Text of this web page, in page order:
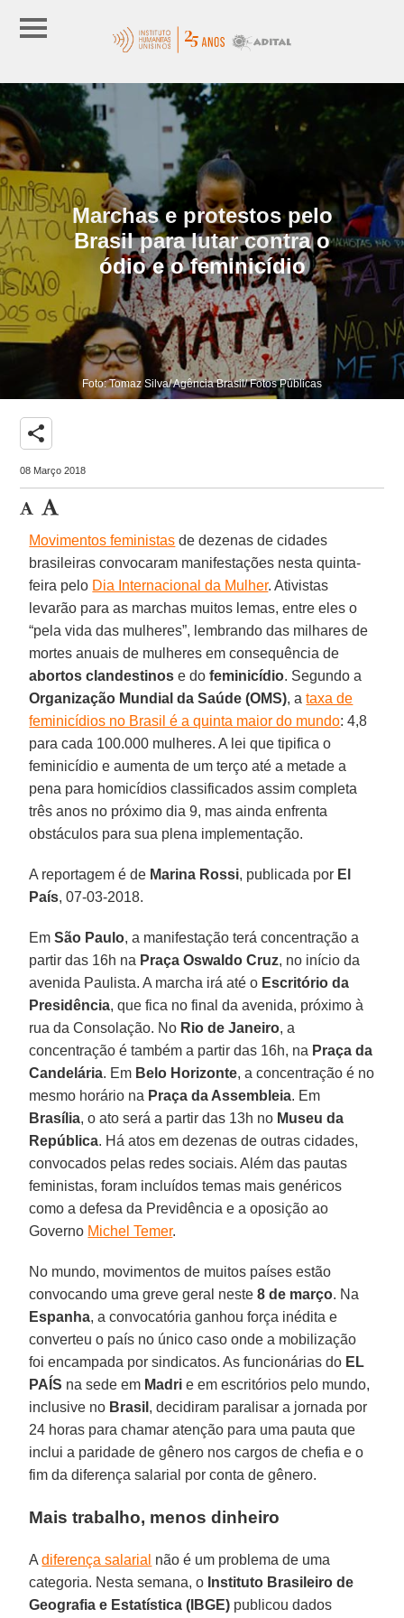
Marchas e protestos pelo
Brasil para lutar contra o
ódio e o feminicídio
Foto: Tomaz Silva/ Agência Brasil/ Fotos Públicas
share
08 Março 2018
Movimentos feministas de dezenas de cidades
brasileiras convocaram manifestações nesta quinta-
feira pelo Dia Internacional da Mulher. Ativistas
levarão para as marchas muitos lemas, entre eles o
“pela vida das mulheres”, lembrando das milhares de
mortes anuais de mulheres em consequência de
abortos clandestinos e dofeminicídio. Segundo a
Organização Mundial da Saúde (OMS), ataxa de
feminicídios no Brasil é a quinta maior do mundo: 4,8
para cada 100.000 mulheres. A lei que tipifica o
feminicídio e aumenta de um terço até a metade a
pena para homicídios classificados assim completa
três anos no próximo dia 9, mas ainda enfrenta
obstáculos para sua plena implementação.
A reportagem é de Marina Rossi, publicada por El
País, 07-03-2018.
EmSão Paulo, a manifestação terá concentração a
partir das 16h na Praça Oswaldo Cruz, no início da
avenida Paulista. A marcha irá até o Escritório da
Presidência, que fica no final da avenida, próximo à
rua da Consolação. No Rio de Janeiro, a
concentração é também a partir das 16h, na Praça da
Candelária. Em Belo Horizonte, a concentração é no
mesmo horário na Praça da Assembleia. Em
Brasília, o ato será a partir das 13h no Museu da
República. Há atos em dezenas de outras cidades,
convocados pelas redes sociais. Além das pautas
feministas, foram incluídos temas mais genéricos
como a defesa da Previdência e a oposição ao
Governo Michel Temer.
No mundo, movimentos de muitos países estão
convocando uma greve geral neste8 de março. Na
Espanha, a convocatória ganhou força inédita e
converteu o país no único caso onde a mobilização
foi encampada por sindicatos. As funcionárias do EL
PAÍS na sede em Madri e em escritórios pelo mundo,
inclusive no Brasil , decidiram paralisar a jornada por
24 horas para chamar atenção para uma pauta que
inclui a paridade de gênero nos cargos de chefia e o
fim da diferença salarial por conta de gênero.
Mais trabalho, menos dinheiro
Adiferença salarial não é um problema de uma
categoria. Nesta semana, o Instituto Brasileiro de
Geografia e Estatística (IBGE) publicou dados